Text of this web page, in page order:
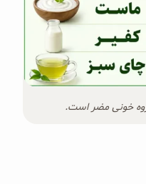
خونی مضر است.